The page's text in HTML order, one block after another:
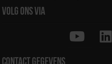
Volg ons via